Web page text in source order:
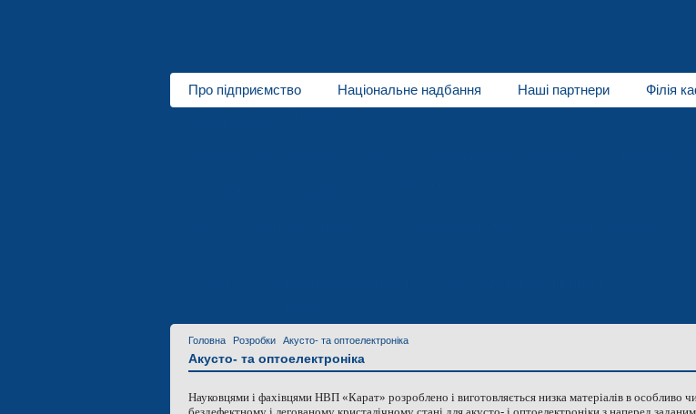
Про підприємство Національне надбання Наші партнери Філія
Головна Розробки Акусто- та оптоелектроніка
Акусто- та оптоелектроніка
Науковцями і фахівцями НВП «Карат» розроблено і виготовляється низка матеріалів в особливо